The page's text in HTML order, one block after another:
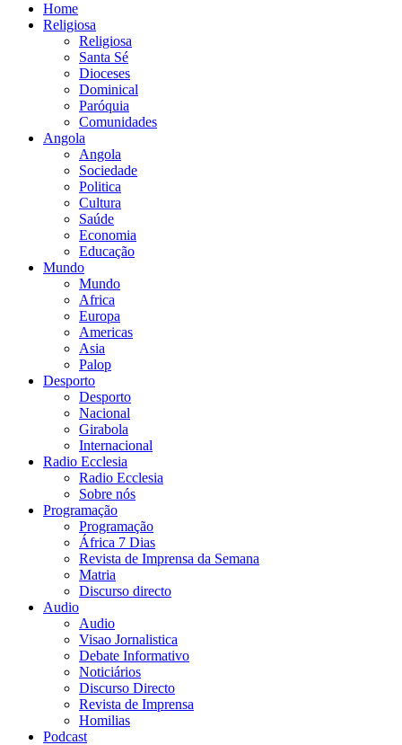
Home
Religiosa
Religiosa
Santa Sé
Dioceses
Dominical
Paróquia
Comunidades
Angola
Angola
Sociedade
Politica
Cultura
Saúde
Economia
Educação
Mundo
Mundo
Africa
Europa
Americas
Asia
Palop
Desporto
Desporto
Nacional
Girabola
Internacional
Radio Ecclesia
Radio Ecclesia
Sobre nós
Programação
Programação
África 7 Dias
Revista de Imprensa da Semana
Matria
Discurso directo
Audio
Audio
Visao Jornalistica
Debate Informativo
Noticiários
Discurso Directo
Revista de Imprensa
Homilias
Podcast